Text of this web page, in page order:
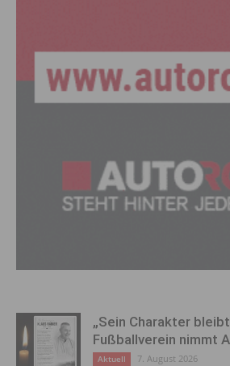
„Sein Charakter
Fußballverein nimmt
Aktuell 7. August 2026